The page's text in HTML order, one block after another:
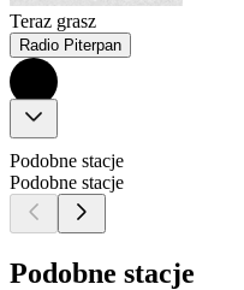
Teraz grasz
Radio Piterpan
Podobne stacje
Podobne stacje
Podobne stacje